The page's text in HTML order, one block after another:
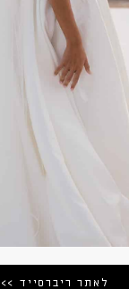
לאתר ריברסייד >>